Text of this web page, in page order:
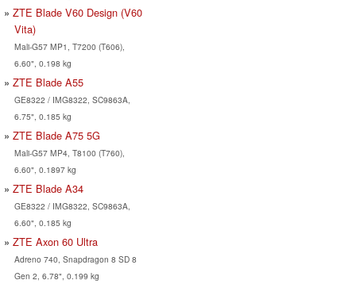
ZTE Blade V60 Design (V60
Vita)
Mali-G57 MP1, T7200 (T606),
6.60", 0.198 kg
ZTE Blade A55
GE8322 / IMG8322, SC9863A,
6.75", 0.185 kg
ZTE Blade A75 5G
Mali-G57 MP4, T8100 (T760),
6.60", 0.1897 kg
ZTE Blade A34
GE8322 / IMG8322, SC9863A,
6.60", 0.185 kg
ZTE Axon 60 Ultra
Adreno 740, Snapdragon 8 SD 8
Gen 2, 6.78", 0.199 kg